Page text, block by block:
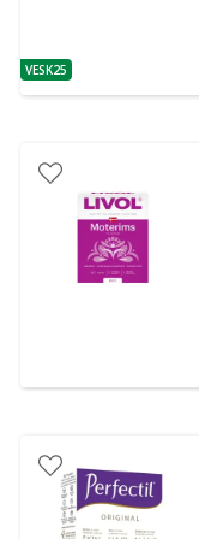
patarimas
VESK25